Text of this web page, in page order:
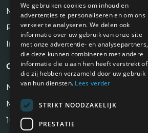
Makelaar Vacatures
Profiel aanmaken
Inschrijven Job Alert
Contact
NiVa Media
Maassluisstraat 2
1062 GD Amsterdam
We gebruiken cookies om inhoud en
advertenties te personaliseren en om ons
verkeer te analyseren. We delen ook
informatie over uw gebruik van onze site
met onze advertentie- en analysepartners,
die deze kunnen combineren met andere
informatie die u aan hen heeft verstrekt of
die zij hebben verzameld door uw gebruik
van hun diensten. Lees verder
STRIKT NOODZAKELIJK
PRESTATIE